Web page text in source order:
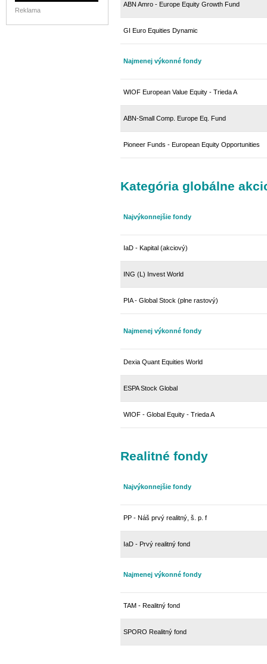
Reklama
ABN Amro - Europe Equity Growth Fund
GI Euro Equities Dynamic
Najmenej výkonné fondy
WIOF European Value Equity - Trieda A
ABN-Small Comp. Europe Eq. Fund
Pioneer Funds - European Equity Opportunities
Kategória globálne
Najvýkonnejšie fondy
IaD - Kapital (akciový)
ING (L) Invest World
PIA - Global Stock (plne rastový)
Najmenej výkonné fondy
Dexia Quant Equities World
ESPA Stock Global
WIOF - Global Equity - Trieda A
Realitné fondy
Najvýkonnejšie fondy
PP - Náš prvý realitný, š. p. f
IaD - Prvý realitný fond
Najmenej výkonné fondy
TAM - Realitný fond
SPORO Realitný fond